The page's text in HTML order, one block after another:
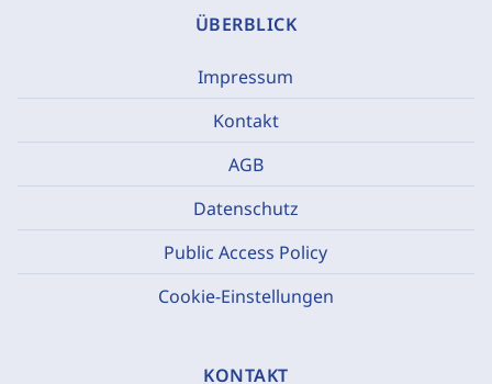
ÜBERBLICK
Impressum
Kontakt
AGB
Datenschutz
Public Access Policy
Cookie-Einstellungen
KONTAKT